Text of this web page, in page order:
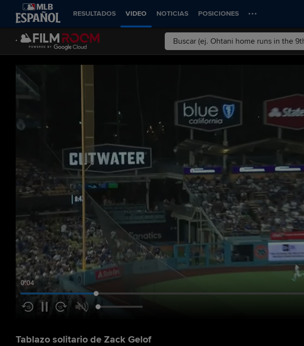
RESULTADOS VIDEO NOTICIAS POSICIONES
0:05
Tablazo solitario de Zack Gelof